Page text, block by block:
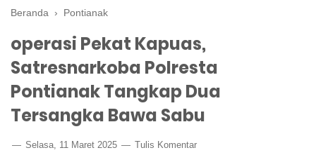
Beranda › Pontianak
operasi Pekat Kapuas,
Satresnarkoba Polresta
Pontianak Tangkap Dua
Tersangka Bawa Sabu
Selasa, 11 Maret 2025 Tulis Komentar